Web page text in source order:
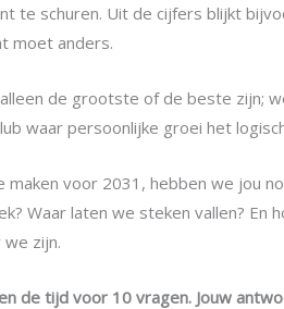
te schuren. Uit de cijfers blijkt
moet anders.
de grootste of de beste zijn;
waar persoonlijke groei het
maken voor 2031, hebben we jou
Waar laten we steken vallen?
zijn.
de tijd voor 10 vragen. Jouw